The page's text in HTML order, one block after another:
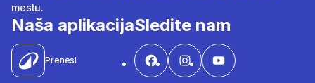
mestu.
Naša aplikacija
Prenesi
Sledite nam